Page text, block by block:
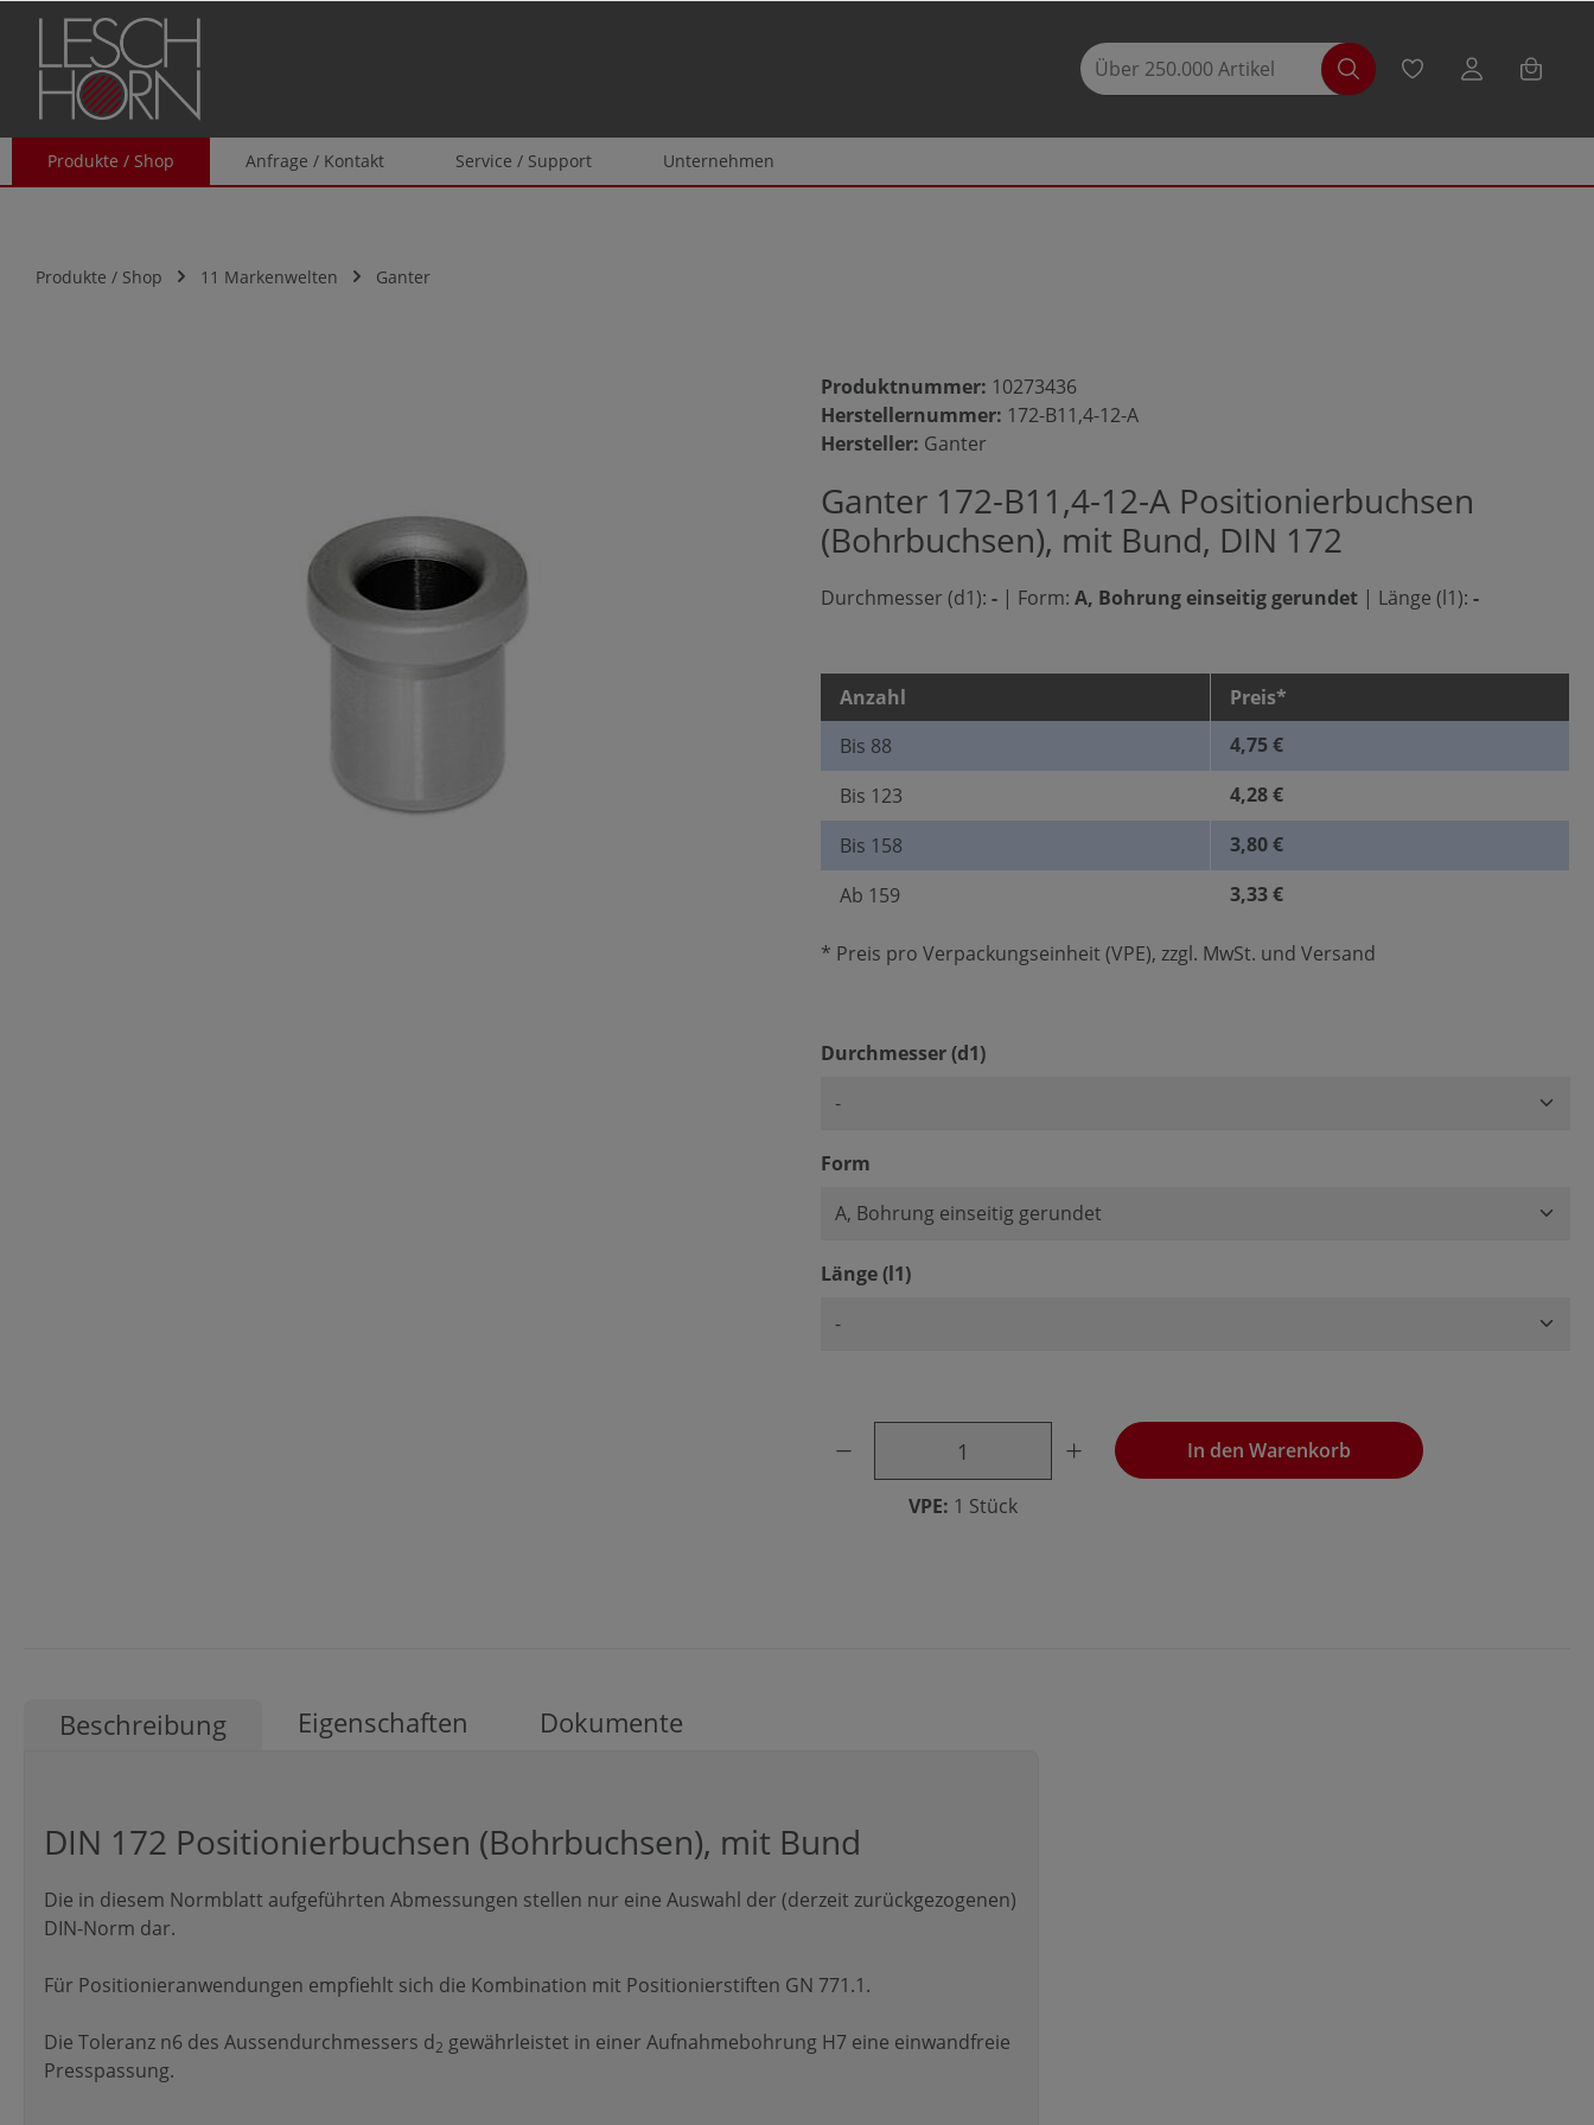
Zur Hauptnavigation springen
Produkte / Shop Anfrage / Kontakt Service / Support Unternehmen
Produkte / Shop 11 Markenwelten Ganter
Produktnummer: 10273436
Herstellernummer: 172-B11,4-12-A
Hersteller: Ganter
Ganter 172-B11,4-12-A Positionierbuchsen
(Bohrbuchsen), mit Bund, DIN 172
Durchmesser (d1): - | Form: A, Bohrung einseitig gerundet | Länge (l1): -
Anzahl
Preis*
Bis 88
4,75 €
Bis 123
4,28 €
Bis 158
3,80 €
Ab 159 3,33 €
* Preis pro Verpackungseinheit (VPE), zzgl. MwSt. und Versand
Durchmesser (d1)auswählen
Form
Länge (l1)auswählen
Produkt Anzahl: Gib den gewünschten Wert ein oder benutze die Schaltflächen, um
VPE: 1 Stück
In den Warenkorb
Beschreibung Eigenschaften Dokumente
DIN 172 Positionierbuchsen (Bohrbuchsen), mit Bund
Die in diesem Normblatt aufgeführten Abmessungen stellen nur eine Auswahl der (derzeit zurückgezogenen)
DIN-Norm dar.
Für Positionieranwendungen empfiehlt sich die Kombination mit Positionierstiften GN 771.1.
Die Toleranz n6 des Aussendurchmessers d2 gewährleistet in einer Aufnahmebohrung H7 eine einwandfreie
Presspassung.